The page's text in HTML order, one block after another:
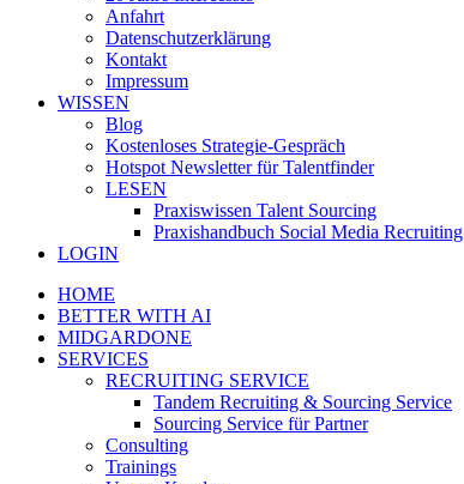
Anfahrt
Datenschutzerklärung
Kontakt
Impressum
WISSEN
Blog
Kostenloses Strategie-Gespräch
Hotspot Newsletter für Talentfinder
LESEN
Praxiswissen Talent Sourcing
Praxishandbuch Social Media Recruiting
LOGIN
HOME
BETTER WITH AI
MIDGARDONE
SERVICES
RECRUITING SERVICE
Tandem Recruiting & Sourcing Service
Sourcing Service für Partner
Consulting
Trainings